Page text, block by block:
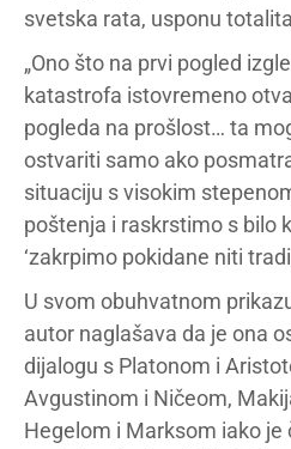
svetska rata, usponu
„Ono što na prvi pogled
katastrofa istovremeno
pogleda na prošlost… ta
ostvariti samo ako
situaciju s visokim
poštenja i raskrstimo s bilo
‘zakrpimo pokidane niti
U svom obuhvatnom
autor naglašava da je ona
dijalogu s Platonom i
Avgustinom i Ničeom,
Hegelom i Marksom iako je